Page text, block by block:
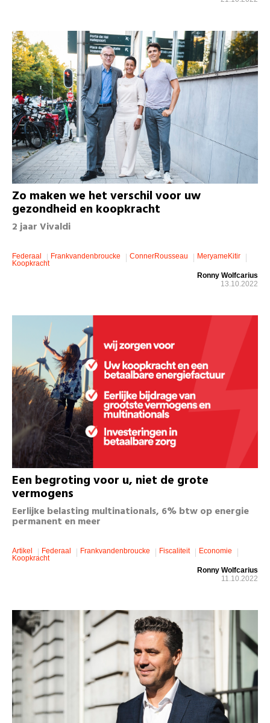
Zo maken we het verschil voor uw
gezondheid en koopkracht
2 jaar Vivaldi
Federaal Frankvandenbroucke ConnerRousseau
MeryameKitir
Koopkracht
Ronny Wolfcarius
13.10.2022
Een begroting voor u, niet de grote
vermogens
Eerlijke belasting multinationals, 6% btw op energie
permanent en meer
Artikel Federaal Frankvandenbroucke Fiscaliteit
Economie
Koopkracht
Ronny Wolfcarius
11.10.2022